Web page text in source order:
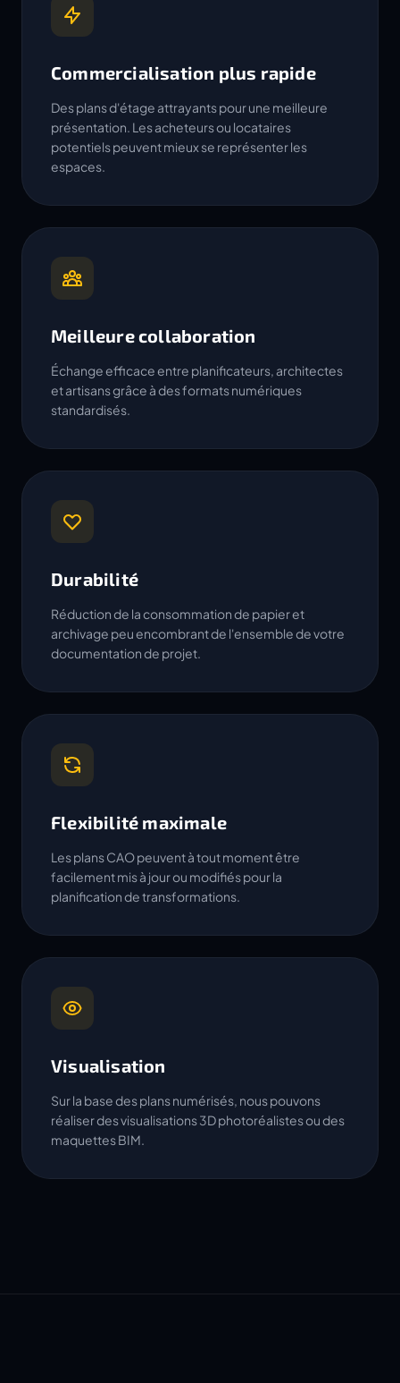
Commercialisation plus rapide
Des plans d'étage attrayants pour une meilleure
présentation. Les acheteurs ou locataires
potentiels peuvent mieux se représenter les
espaces.
Meilleure collaboration
Échange efficace entre planificateurs, architectes
et artisans grâce à des formats numériques
standardisés.
Durabilité
Réduction de la consommation de papier et
archivage peu encombrant de l'ensemble de votre
documentation de projet.
Flexibilité maximale
Les plans CAO peuvent à tout moment être
facilement mis à jour ou modifiés pour la
planification de transformations.
Visualisation
Sur la base des plans numérisés, nous pouvons
réaliser des visualisations 3D photoréalistes ou des
maquettes BIM.